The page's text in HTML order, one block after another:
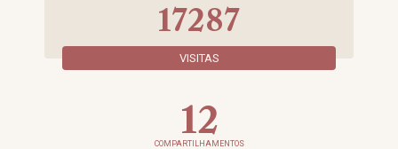
17287
VISITAS
12
COMPARTILHAMENTOS